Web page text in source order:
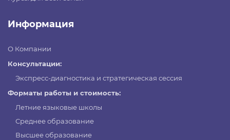
Информация
О Компании
Консультации:
Экспресс-диагностика и стратегическая сессия
Форматы работы и стоимость:
Летние языковые школы
Среднее образование
Высшее образование